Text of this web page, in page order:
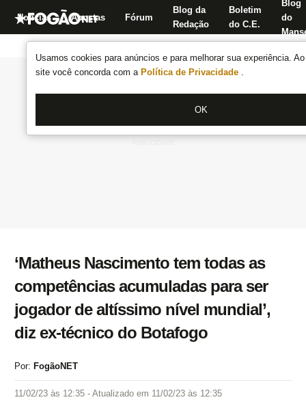
Usamos cookies para anúncios e para melhorar sua experiência.
site você concorda com a Política de Privacidade .
OK
Notícias Apostas Fórum
Blog da
Redação
Boletim
do C.E.
Blog
do
‘Matheus Nascimento tem todas as
competências acumuladas para ser
jogador de altíssimo nível mundial’,
diz ex-técnico do Botafogo
Por: FogãoNET
11/02/23 às 12:35 - Atualizado em 11/02/23 às 12:35